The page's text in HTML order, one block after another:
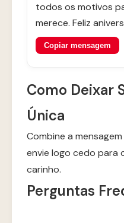
todos os motivos
merece. Feliz
Copiar mensagem
Como Deixar
Única
Combine a
envie logo cedo para
carinho.
Perguntas